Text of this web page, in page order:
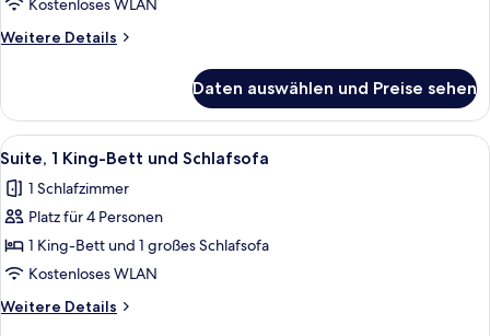
Ausstattung
für
(Roll-
in
Shower)
anzeigen
Kostenloses WLAN
Weitere Details
Weitere
2 Queen-
Betten,
Ausstattung
hörgeschädigte
Menschen
in
Shower)
Daten auswählen und Preise sehen
Alle
Fotos
für
Suite,
1 King-
Bett
und
Schlafsofa
Ein Hotelzimmer mit einem großen
3
Suite, 1 King-Bett und Schlafsofa
1 Schlafzimmer
Platz für 4 Personen
1 King-Bett und 1 großes Schlafsofa
Kostenloses WLAN
Weitere Details
Weitere